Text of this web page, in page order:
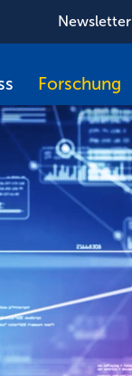
Newsletter
Forschung